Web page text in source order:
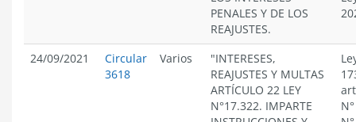
PENALES Y DE LOS
REAJUSTES.
24/09/2021
Circular
3618
Varios
"INTERESES,
REAJUSTES Y MULTAS
ARTÍCULO 22 LEY
N°17.322. IMPARTE